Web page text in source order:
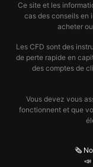
Ce site et les
cas des conseils en
acheter
Les CFD sont des
de perte rapide en
des comptes de
Vous devez vous
fonctionnent et que
🗞️
📣